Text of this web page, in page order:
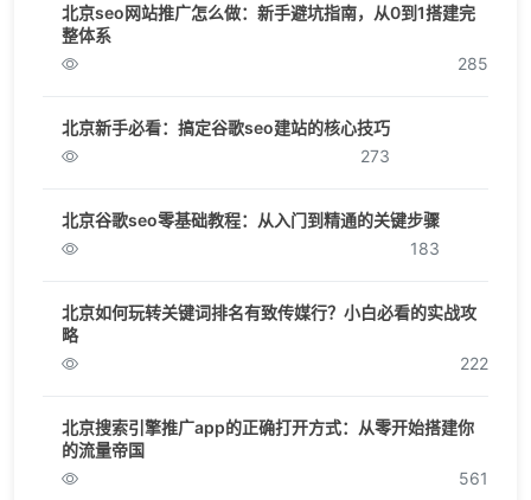
北京seo网站推广怎么做：新手避坑指南，从0到1搭建完
整体系
285
北京新手必看：搞定谷歌seo建站的核心技巧
273
北京谷歌seo零基础教程：从入门到精通的关键步骤
183
北京如何玩转关键词排名有致传媒行？小白必看的实战攻
略
222
北京搜索引擎推广app的正确打开方式：从零开始搭建你
的流量帝国
561